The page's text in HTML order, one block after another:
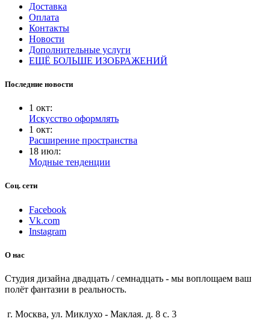
Доставка
Оплата
Контакты
Новости
Дополнительные услуги
ЕЩЁ БОЛЬШЕ ИЗОБРАЖЕНИЙ
Последние новости
1 окт:
Искусство оформлять
1 окт:
Расширение пространства
18 июл:
Модные тенденции
Соц. сети
Facebook
Vk.com
Instagram
О нас
Студия дизайна двадцать / семнадцать - мы воплощаем ваш
полёт фантазии в реальность.
г. Москва, ул. Миклухо - Маклая. д. 8 с. 3